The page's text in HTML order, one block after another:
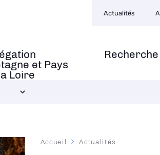
et Pays
Loire
Recherche
secondaire
Actualités
Fil
Accueil Actualités